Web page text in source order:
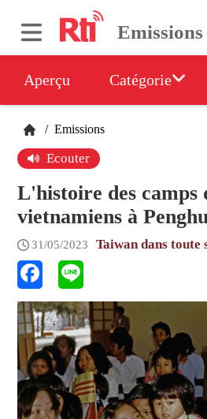
Emissions
Aperçu Catégorie
/ Emissions
Ecouter
L'histoire des camps
vietnamiens à
31/05/2023 Taiwan dans toute